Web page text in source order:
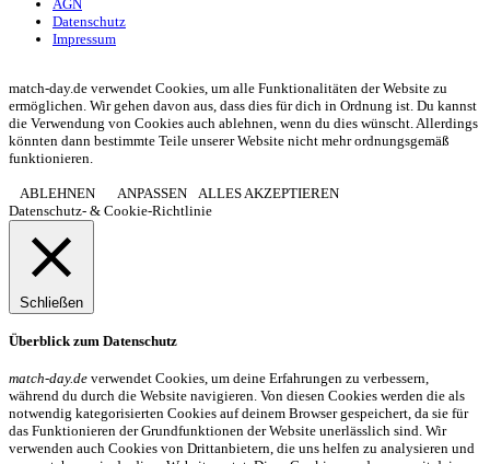
AGN
Datenschutz
Impressum
match-day.de verwendet Cookies, um alle Funktionalitäten der Website zu
ermöglichen. Wir gehen davon aus, dass dies für dich in Ordnung ist. Du kannst
die Verwendung von Cookies auch ablehnen, wenn du dies wünscht. Allerdings
könnten dann bestimmte Teile unserer Website nicht mehr ordnungsgemäß
funktionieren.
ABLEHNEN ANPASSEN
ALLES AKZEPTIEREN
Datenschutz- & Cookie-Richtlinie
Schließen
Überblick zum Datenschutz
match-day.de verwendet Cookies, um deine Erfahrungen zu verbessern,
während du durch die Website navigieren. Von diesen Cookies werden die als
notwendig kategorisierten Cookies auf deinem Browser gespeichert, da sie für
das Funktionieren der Grundfunktionen der Website unerlässlich sind. Wir
verwenden auch Cookies von Drittanbietern, die uns helfen zu analysieren und